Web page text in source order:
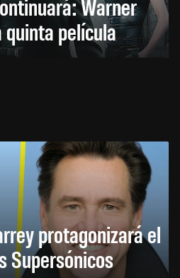
película
protagonizará el
Supersónicos